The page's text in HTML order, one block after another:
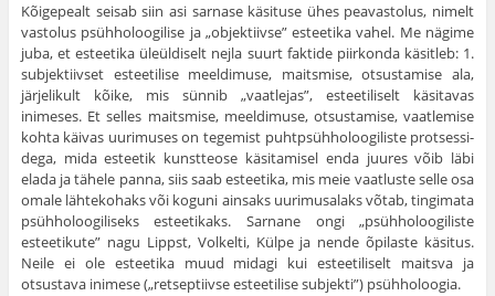
Kõigepealt seisab siin asi sarnase käsituse ühes pea­vastolus, nimelt
vastolus psühholoogilise ja „objektiivse” esteetika vahel. Me nägime
juba, et esteetika üleüldiselt nejla suurt faktide piirkonda käsitleb: 1.
subjektiivset estee­tilise meeldimuse, maitsmise, otsustamise ala,
järjelikult kõike, mis sünnib „vaatlejas”, esteetiliselt käsitavas
inimeses. Et selles maitsmise, meeldimuse, otsustamise, vaatlemise
kohta käivas uurimuses on tegemist puhtpsühholoogiliste protsessi­
dega, mida esteetik kunstteose käsitamisel enda juures võib läbi
elada ja tähele panna, siis saab esteetika, mis meie vaatluste selle osa
omale lähtekohaks või koguni ainsaks uurimusalaks võtab, tingimata
psühholoogiliseks esteetikaks. Sarnane ongi „psühholoogiliste
esteetikute” nagu Lippst, Volkelti, Külpe ja nende õpilaste käsitus.
Neile ei ole estee­tika muud midagi kui esteetiliselt maitsva ja
otsustava inimese („retseptiivse esteetilise subjekti”) psühholoogia.